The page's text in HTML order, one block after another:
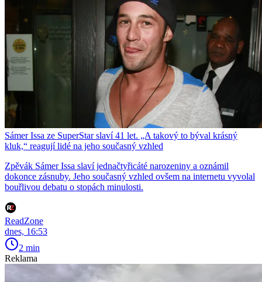
Sámer Issa ze SuperStar slaví 41 let. „A takový to býval krásný
kluk,“ reagují lidé na jeho současný vzhled
Zpěvák Sámer Issa slaví jednačtyřicáté narozeniny a oznámil
dokonce zásnuby. Jeho současný vzhled ovšem na internetu vyvolal
bouřlivou debatu o stopách minulosti.
ReadZone
dnes, 16:53
2 min
Reklama